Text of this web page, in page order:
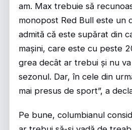
am. Max trebuie să
monopost Red Bull este un
admită că este supărat din
mașini, care este cu peste
grea decât ar trebui și nu
sezonul. Dar, în cele din
mai presus de sport”, a
Pe bune, columbianul